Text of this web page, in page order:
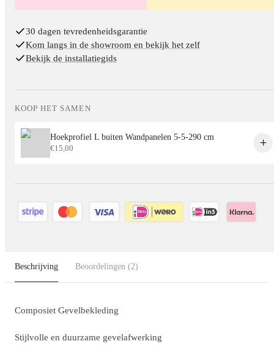
30 dagen tevredenheidsgarantie
Kom langs in de showroom en bekijk het zelf
Bekijk de installatiegids
KOOP HET SAMEN
Hoekprofiel L buiten Wandpanelen 5-5-290 cm
€15,00
Beschrijving Beoordelingen (2)
Composiet Gevelbekleding
Stijlvolle en duurzame gevelafwerking